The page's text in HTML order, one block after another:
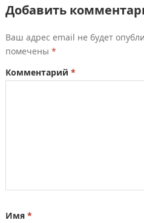
Добавить
Ваш адрес email не будет
помечены *
Комментарий *
Имя *